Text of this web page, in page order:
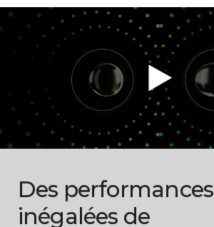
Des performances
inégalées de